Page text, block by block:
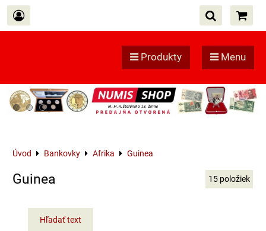
Produkty Menu
Úvod Bankovky Afrika Guinea
Guinea 15 položiek
Hľadať text